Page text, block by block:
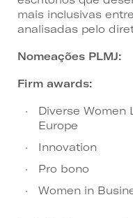
mais inclusivas
analisadas pelo
Nomeações PLMJ:
Firm awards:
Diverse Women
Europe
Innovation
Pro bono
Women in